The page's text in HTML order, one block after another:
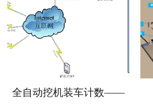
全自动挖机装车计数——